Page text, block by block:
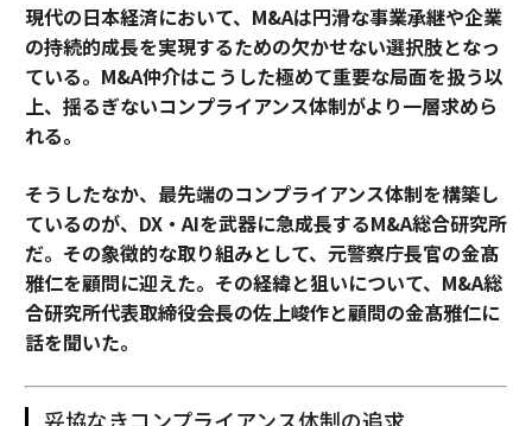
現代の日本経済において、M&Aは円滑な事業承継や企業
の持続的成長を実現するための欠かせない選択肢となっ
ている。M&A仲介はこうした極めて重要な局面を扱う以
上、揺るぎないコンプライアンス体制がより一層求めら
れる。
そうしたなか、最先端のコンプライアンス体制を構築し
ているのが、DX・AIを武器に急成長するM&A総合研究所
だ。その象徴的な取り組みとして、元警察庁長官の金髙
雅仁を顧問に迎えた。その経緯と狙いについて、M&A総
合研究所代表取締役会長の佐上峻作と顧問の金髙雅仁に
話を聞いた。
妥協なきコンプライアンス体制の追求